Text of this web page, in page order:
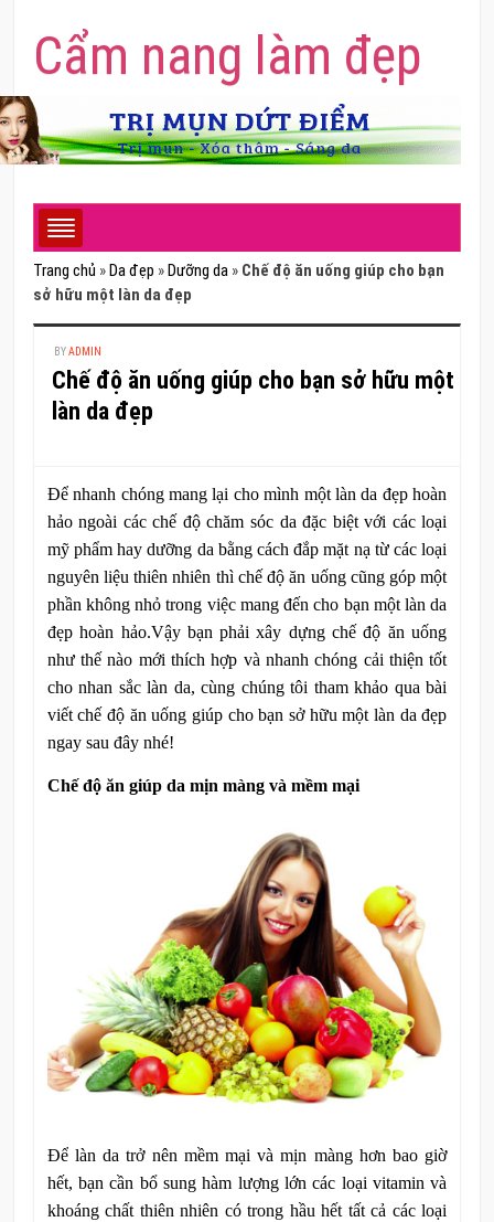
Cẩm nang làm đẹp
Trang chủ » Da đẹp » Dưỡng da » Chế độ ăn uống giúp cho bạn
sở hữu một làn da đẹp
BYADMIN
Chế độ ăn uống giúp cho bạn sở hữu một
làn da đẹp
Để nhanh chóng mang lại cho mình một làn da đẹp hoàn
hảo ngoài các chế độ chăm sóc da đặc biệt với các loại
mỹ phẩm hay dưỡng da bằng cách đắp mặt nạ từ các loại
nguyên liệu thiên nhiên thì chế độ ăn uống cũng góp một
phần không nhỏ trong việc mang đến cho bạn một làn da
đẹp hoàn hảo.Vậy bạn phải xây dựng chế độ ăn uống
như thế nào mới thích hợp và nhanh chóng cải thiện tốt
cho nhan sắc làn da, cùng chúng tôi tham khảo qua bài
viết chế độ ăn uống giúp cho bạn sở hữu một làn da đẹp
ngay sau đây nhé!
Chế độ ăn giúp da mịn màng và mềm mại
Để làn da trở nên mềm mại và mịn màng hơn bao giờ
hết, bạn cần bổ sung hàm lượng lớn các loại vitamin và
khoáng chất thiên nhiên có trong hầu hết tất cả các loại